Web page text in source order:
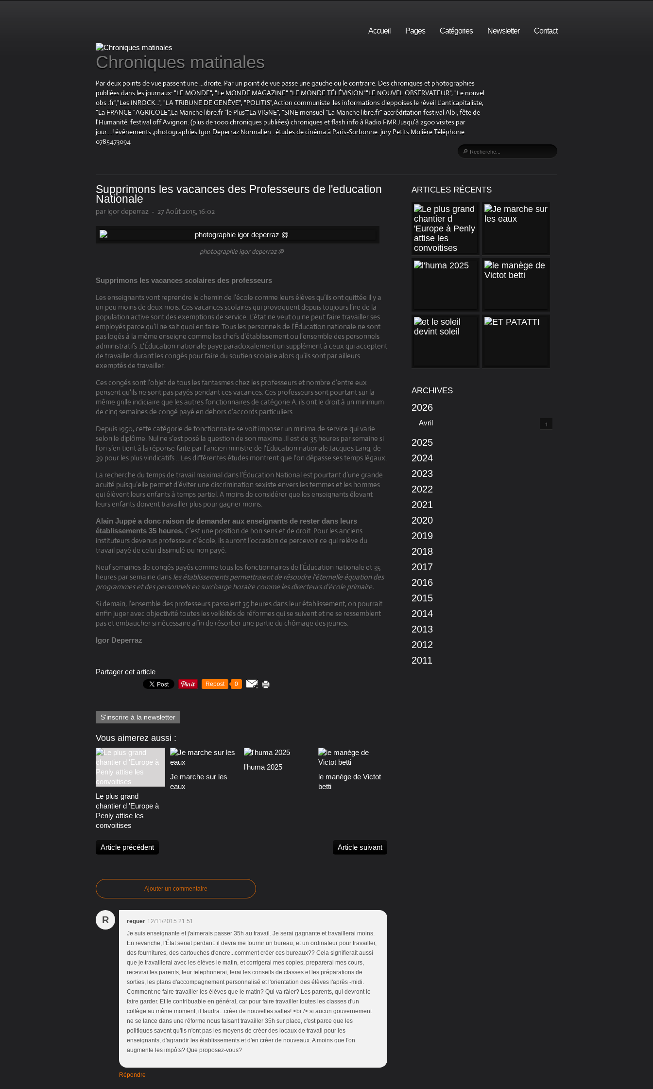
Accueil Pages Catégories Newsletter Contact
Chroniques matinales
Par deux points de vue passent une ...droite. Par un point de vue passe une gauche ou le contraire. Des chroniques et photographies
publiées dans les journaux: "LE MONDE", "Le MONDE MAGAZINE" "LE MONDE TÉLÉVISION""LE NOUVEL OBSERVATEUR", "Le nouvel
obs .fr","Les INROCK...", "LA TRIBUNE DE GENÈVE", "POLITIS",Action communiste .les informations dieppoises le réveil L'anticapitaliste,
"La FRANCE "AGRICOLE",La Manche libre.fr "le Plus"."La VIGNE", "SINE mensuel "La Manche libre.fr" accréditation festival Albi, fête de
l'Humanité. festival off Avignon. (plus de 1000 chroniques publiées) chroniques et flash info à Radio FMR Jusqu'à 2500 visites par
jour....! événements ,photographies Igor Deperraz Normalien . études de cinéma à Paris-Sorbonne. jury Petits Molière Téléphone
0785473094
Supprimons les vacances des Professeurs de l'education
Nationale
par igor deperraz - 27 Août 2015, 16:02
photographie igor deperraz @
Supprimons les vacances scolaires des professeurs
Les enseignants vont reprendre le chemin de l’école comme leurs élèves qu’ils ont quittée il y a
un peu moins de deux mois. Ces vacances scolaires qui provoquent depuis toujours l’ire de la
population active sont des exemptions de service. L’état ne veut ou ne peut faire travailler ses
employés parce qu’il ne sait quoi en faire .Tous les personnels de l’Éducation nationale ne sont
pas logés à la même enseigne comme les chefs d’établissement ou l’ensemble des personnels
administratifs .L’Éducation nationale paye paradoxalement un supplément à ceux qui acceptent
de travailler durant les congés pour faire du soutien scolaire alors qu’ils sont par ailleurs
exemptés de travailler.
Ces congés sont l’objet de tous les fantasmes chez les professeurs et nombre d’entre eux
pensent qu’ils ne sont pas payés pendant ces vacances. Ces professeurs sont pourtant sur la
même grille indiciaire que les autres fonctionnaires de catégorie A. ils ont le droit à un minimum
de cinq semaines de congé payé en dehors d’accords particuliers.
Depuis 1950, cette catégorie de fonctionnaire se voit imposer un minima de service qui varie
selon le diplôme. Nul ne s’est posé la question de son maxima .Il est de 35 heures par semaine si
l’on s’en tient à la réponse faite par l’ancien ministre de l’Éducation nationale Jacques Lang, de
39 pour les plus vindicatifs …Les différentes études montrent que l’on dépasse ses temps légaux.
La recherche du temps de travail maximal dans l’Éducation National est pourtant d’une grande
acuité puisqu’elle permet d’éviter une discrimination sexiste envers les femmes et les hommes
qui élèvent leurs enfants à temps partiel. A moins de considérer que les enseignants élevant
leurs enfants doivent travailler plus pour gagner moins.
Alain Juppé a donc raison de demander aux enseignants de rester dans leurs
établissements 35 heures. C’est une position de bon sens et de droit .Pour les anciens
instituteurs devenus professeur d’école, ils auront l’occasion de percevoir ce qui relève du
travail payé de celui dissimulé ou non payé.
Neuf semaines de congés payés comme tous les fonctionnaires de l’Éducation nationale et 35
heures par semaine dans les établissements permettraient de résoudre l’éternelle équation des
programmes et des personnels en surcharge horaire comme les directeurs d’école primaire.
Si demain, l’ensemble des professeurs passaient 35 heures dans leur établissement, on pourrait
enfin juger avec objectivité toutes les velléités de réformes qui se suivent et ne se ressemblent
pas et embaucher si nécessaire afin de résorber une partie du chômage des jeunes.
Igor Deperraz
Partager cet article
Repost 0
S'inscrire à la newsletter
Vous aimerez aussi :
Le plus grand
chantier d 'Europe à
Penly attise les
convoitises
Je marche sur les
eaux
l'huma 2025
le manège de Victot
betti
Article précédent Article suivant
Ajouter un commentaire
R reguer 12/11/2015 21:51
Je suis enseignante et j'aimerais passer 35h au travail. Je serai gagnante et travaillerai moins.
En revanche, l'État serait perdant: il devra me fournir un bureau, et un ordinateur pour travailler,
des fournitures, des cartouches d'encre...comment créer ces bureaux?? Cela signifierait aussi
que je travaillerai avec les élèves le matin, et corrigerai mes copies, preparerai mes cours,
recevrai les parents, leur telephonerai, ferai les conseils de classes et les préparations de
sorties, les plans d'accompagnement personnalisé et l'orientation des élèves l'après -midi.
Comment ne faire travailler les élèves que le matin? Qui va râler? Les parents, qui devront le
faire garder. Et le contribuable en général, car pour faire travailler toutes les classes d'un
collège au même moment, il faudra...créer de nouvelles salles! <br /> si aucun gouvernement
ne se lance dans une réforme nous faisant travailler 35h sur place, c'est parce que les
politiques savent qu'ils n'ont pas les moyens de créer des locaux de travail pour les
enseignants, d'agrandir les établissements et d'en créer de nouveaux. A moins que l'on
augmente les impôts? Que proposez-vous?
Répondre
ARTICLES RÉCENTS
ARCHIVES
2026
Avril 1
2025
2024
2023
2022
2021
2020
2019
2018
2017
2016
2015
2014
2013
2012
2011